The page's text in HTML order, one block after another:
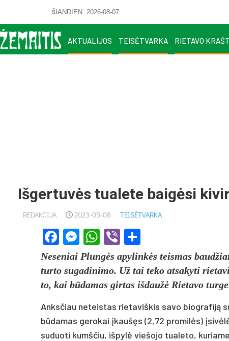
ŠIANDIEN: 2026-08-07
AKTUALIJOS TEISĖTVARKA RIETAVO
Išgertuvės tualete baigėsi
REDAKCIJA 2023-05-08 TEISĖTVARKA
Facebook
Messenger
WhatsApp
Viber
Neseniai Plungės apylinkės teismas
turto sugadinimo. Už tai teko atsakyti
to, kai būdamas girtas išdaužė Rietavo
Anksčiau neteistas rietaviškis savo biografiją
būdamas gerokai įkaušęs (2,72 promilės)
suduoti kumščiu, išpylė viešojo tualeto,